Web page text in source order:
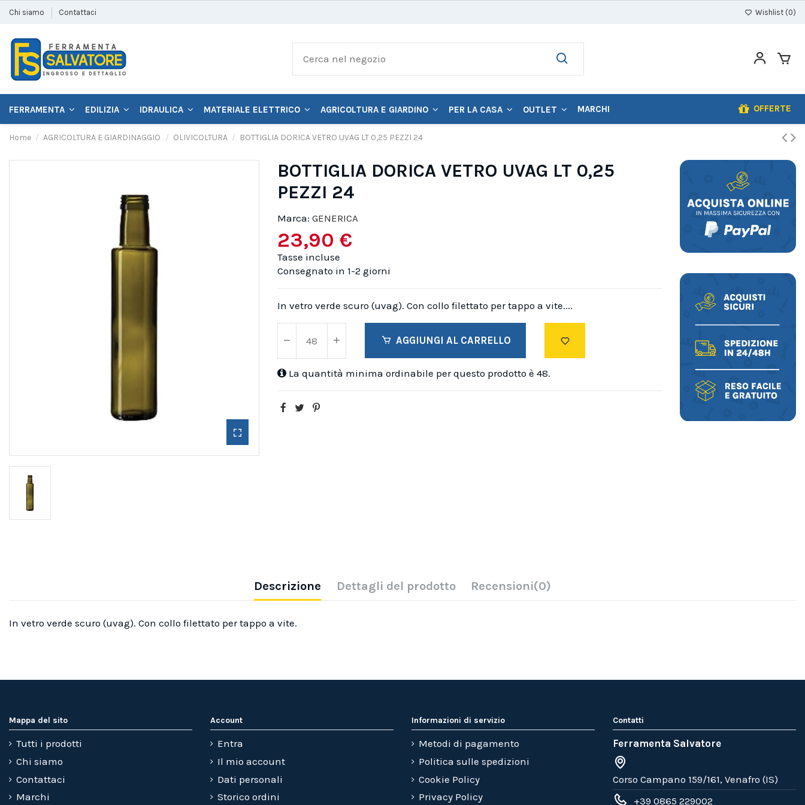
Chi siamo Contattaci Wishlist (0)
FERRAMENTA EDILIZIA IDRAULICA MATERIALE ELETTRICO AGRICOLTURA E GIARDINO PER LA CASA OUTLET OFFERTE
MARCHI
Home AGRICOLTURA E GIARDINAGGIO OLIVICOLTURA BOTTIGLIA DORICA VETRO UVAG LT 0,25 PEZZI 24
BOTTIGLIA DORICA VETRO UVAG LT 0,25
PEZZI 24
Marca: GENERICA
23,90 €
Tasse incluse
Consegnato in 1-2 giorni
In vetro verde scuro (uvag). Con collo filettato per tappo a vite....
AGGIUNGI AL CARRELLO
La quantità minima ordinabile per questo prodotto è 48.
Descrizione Dettagli del prodotto Recensioni(0)
In vetro verde scuro (uvag). Con collo filettato per tappo a vite.
Mappa del sito
Tutti i prodotti
Chi siamo
Contattaci
Marchi
Account
Entra
Il mio account
Dati personali
Storico ordini
Informazioni di servizio
Metodi di pagamento
Politica sulle spedizioni
Cookie Policy
Privacy Policy
Contatti
Ferramenta Salvatore
Corso Campano 159/161, Venafro (IS)
+39 0865 229002